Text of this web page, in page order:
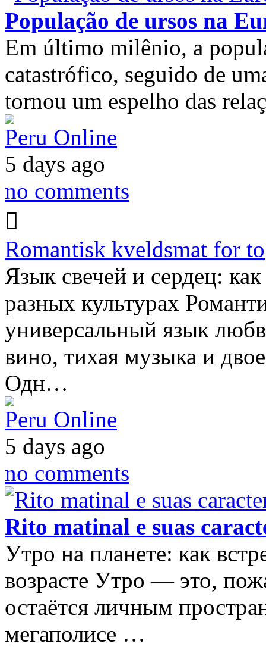
População de ursos na
Em último milênio, a
catastrófico, seguido de
tornou um espelho das
Peru Online
5 days ago
no comments
Romantisk kveldsmat for to
Язык свечей и сердец:
разных культурах
универсальный язык
вино, тихая музыка и
Одн…
Peru Online
5 days ago
no comments
Rito matinal e suas
Утро на планете: как
возрасте Утро — это,
остаётся личным
мегаполисе …